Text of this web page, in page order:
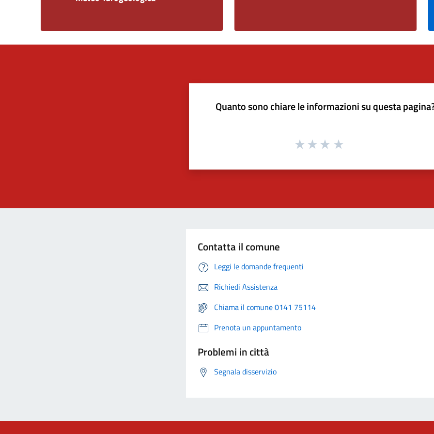
Quanto sono chiare le informazioni su questa
Contatta il comune
Leggi le domande frequenti
Richiedi Assistenza
Chiama il comune 0141 75114
Prenota un appuntamento
Problemi in città
Segnala disservizio